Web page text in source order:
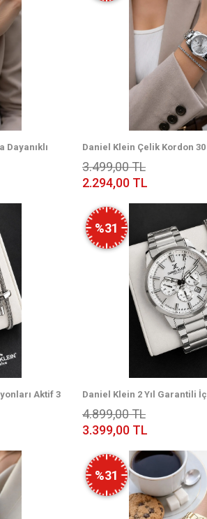
Dayanıklı
Daniel Klein Çelik Kordon 30
Özel Tasarım Kadın Kol
VS.BLKT.1002
3.499,00 TL
2.294,00 TL
Aktif 3
8
%31
Daniel Klein 2 Yıl Garantili
Atm Suya Dayanıklı Erkek
4.899,00 TL
3.399,00 TL
%31